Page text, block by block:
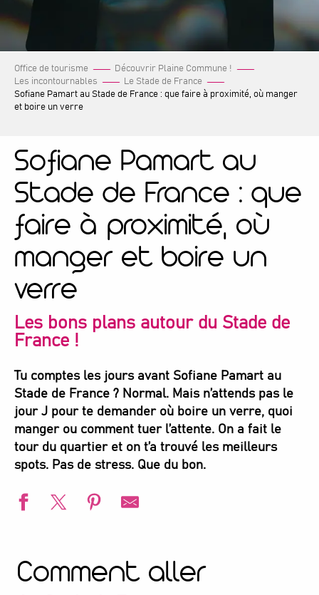
Office de tourisme
Découvrir Plaine Commune !
Les incontournables
Le Stade de France
Sofiane Pamart au Stade de France : que faire à proximité, où manger
et boire un verre
Sofiane Pamart au
Stade de France : que
faire à proximité, où
manger et boire un
verre
Les bons plans autour du Stade de
France !
Tu comptes les jours avant Sofiane Pamart au
Stade de France ? Normal. Mais n’attends pas le
jour J pour te demander où boire un verre, quoi
manger ou comment tuer l’attente. On a fait le
tour du quartier et on t’a trouvé les meilleurs
spots. Pas de stress. Que du bon.
Comment aller